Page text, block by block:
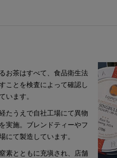
お茶はすべて、食品衛生法
ことを検査によって確認し
います。
たうえで自社工場にて異物
実施。ブレンドティーやフ
にて製造しています。
素とともに充塡され、店舗